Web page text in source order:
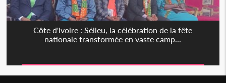
Côte d'Ivoire : Séileu, la célébration de la fête
nationale transformée en vaste camp...